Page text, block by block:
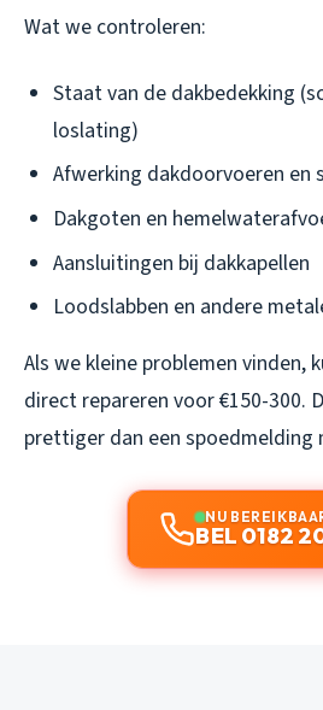
Wat we controleren:
Staat van de dakbedekking
loslating)
Afwerking dakdoorvoeren en
Dakgoten en
Aansluitingen bij dakkapellen
Loodslabben en andere
Als we kleine problemen vinden,
direct repareren voor €150-300.
prettiger dan een spoedmelding
NU
BEL 0182